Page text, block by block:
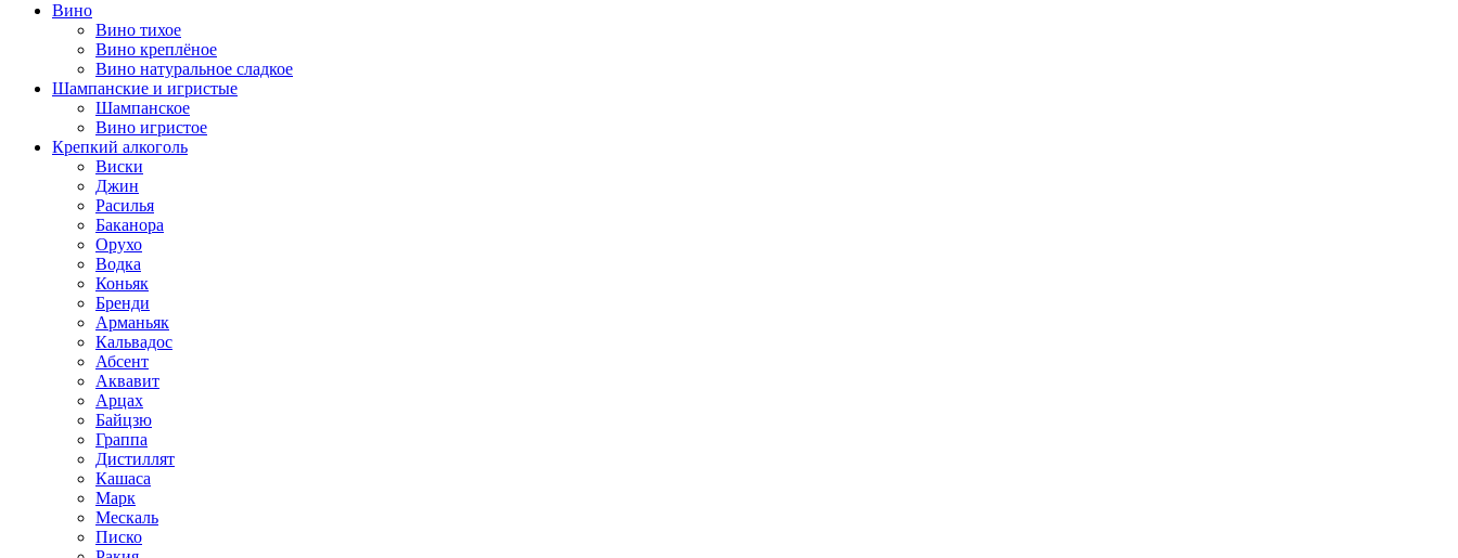
Вино
Вино тихое
Вино креплёное
Вино натуральное сладкое
Шампанские и игристые
Шампанское
Вино игристое
Крепкий алкоголь
Виски
Джин
Расилья
Баканора
Орухо
Водка
Коньяк
Бренди
Арманьяк
Кальвадос
Абсент
Аквавит
Арцах
Байцзю
Граппа
Дистиллят
Кашаса
Марк
Мескаль
Писко